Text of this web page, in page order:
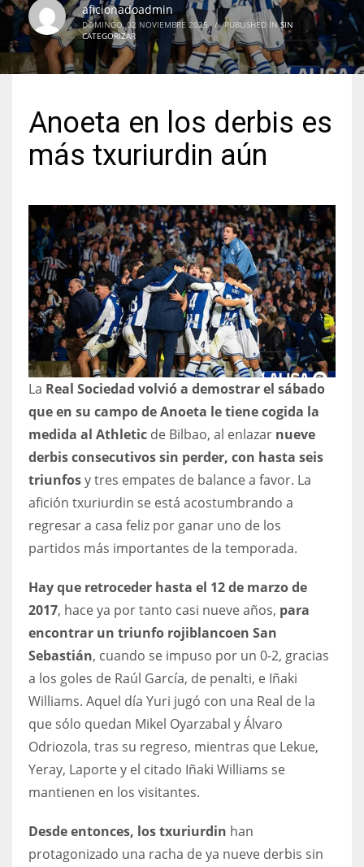
NYJ
3
ATL
24
IND
34
MIN
6
PIT
20
NE
16
OAK
19
24
aficionadoadmin
DOMINGO, 02 NOVIEMBRE 2025 / PUBLISHED INSIN
CATEGORIZAR
Anoeta en los derbis es
más txuriurdin aún
La Real Sociedad volvió a demostrar el sábado
que en su campo de Anoeta le tiene cogida la
medida al Athletic de Bilbao, al enlazar nueve
derbis consecutivos sin perder, con hasta seis
triunfosy tres empates de balance a favor. La
afición txuriurdin se está acostumbrando a
regresar a casa feliz por ganar uno de los
partidos más importantes de la temporada.
Hay que retroceder hasta el 12 de marzo de
2017, hace ya por tanto casi nueve años, para
encontrar un triunfo rojiblancoen San
Sebastián, cuando se impuso por un 0-2, gracias
a los goles de Raúl García, de penalti, e Iñaki
Williams. Aquel día Yuri jugó con una Real de la
que sólo quedan Mikel Oyarzabal y Álvaro
Odriozola, tras su regreso, mientras que Lekue,
Yeray, Laporte y el citado Iñaki Williams se
mantienen en los visitantes.
Desde entonces, los txuriurdin han
protagonizado una racha de ya nueve derbis sin